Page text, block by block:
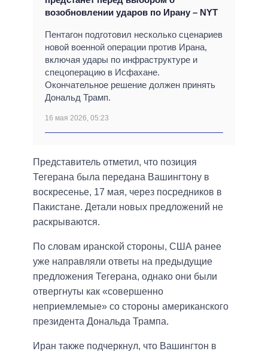
возобновлении ударов по Ирану – NYT
Пентагон подготовил несколько сценариев
новой военной операции против Ирана,
включая удары по инфраструктуре и
спецоперацию в Исфахане.
Окончательное решение должен принять
Дональд Трамп.
16 мая 2026, 05:23
Представитель отметил, что позиция
Тегерана была передана Вашингтону в
воскресенье, 17 мая, через посредников в
Пакистане. Детали новых предложений не
раскрываются.
По словам иранской стороны, США ранее
уже направляли ответы на предыдущие
предложения Тегерана, однако они были
отвергнуты как «совершенно
неприемлемые» со стороны американского
президента Дональда Трампа.
Иран также подчеркнул, что Вашингтон в